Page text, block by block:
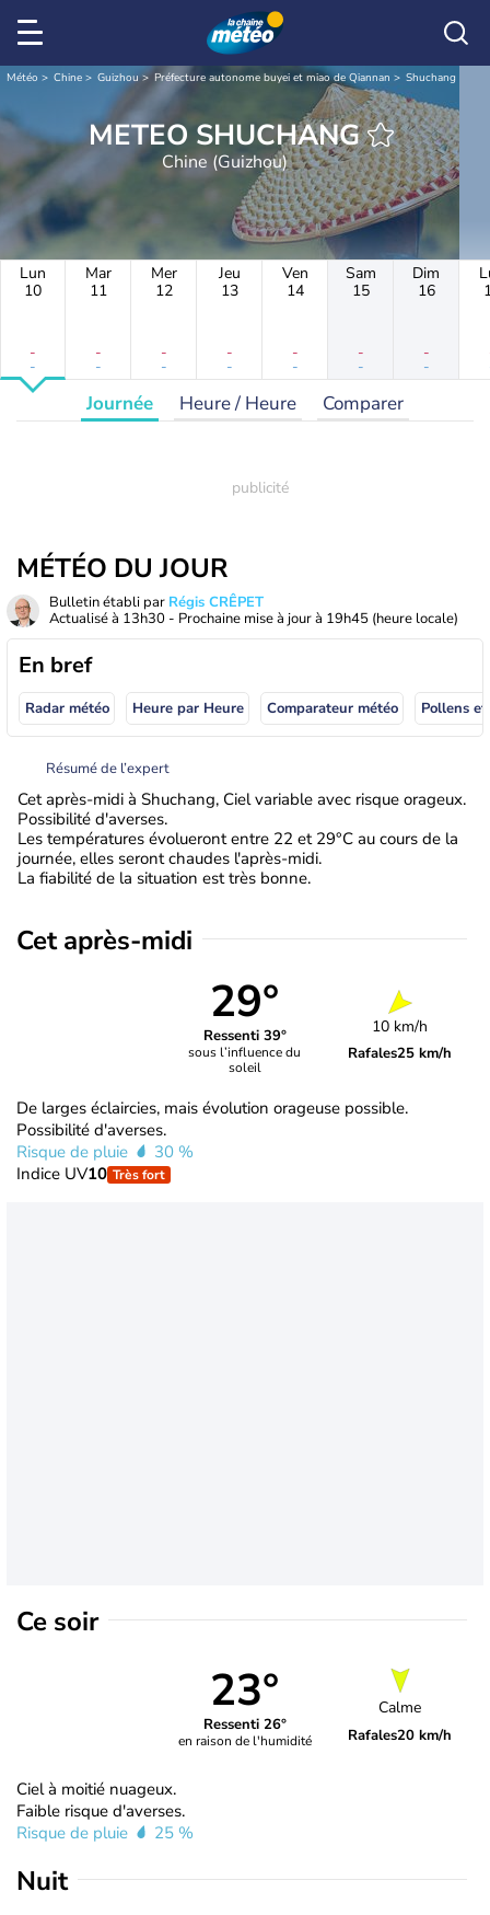
Météo Chine Guizhou Préfecture autonome buyei et miao de Qiannan Shuchang
METEO SHUCHANG
Chine (Guizhou)
Lun
10
-
-
Mar
11
-
-
Mer
12
-
-
Jeu
13
-
-
Ven
14
-
-
Sam
15
-
-
Dim
16
-
-
Journée Heure / Heure Comparer
MÉTÉO DU JOUR
Bulletin établi par Régis CRÊPET
Actualisé à 13h30 - Prochaine mise à jour à 19h45 (heure locale)
En bref
Radar météo Heure par Heure Comparateur météo Pollens
Résumé de l’expert
Cet après-midi à Shuchang, Ciel variable avec risque orageux.
Possibilité d'averses.
Les températures évolueront entre 22 et 29°C au cours de la
journée, elles seront chaudes l'après-midi.
La fiabilité de la situation est très bonne.
Cet après-midi
29°
Ressenti 39°
sous l’influence du
soleil
10 km/h
Rafales25 km/h
De larges éclaircies, mais évolution orageuse possible.
Possibilité d'averses.
Risque de pluie
30 %
Indice UV10 Très fort
Ce soir
23°
Ressenti 26°
en raison de l'humidité
Calme
Rafales20 km/h
Ciel à moitié nuageux.
Faible risque d'averses.
Risque de pluie
25 %
Nuit